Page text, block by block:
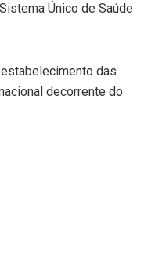
Único de Saúde
das
decorrente do